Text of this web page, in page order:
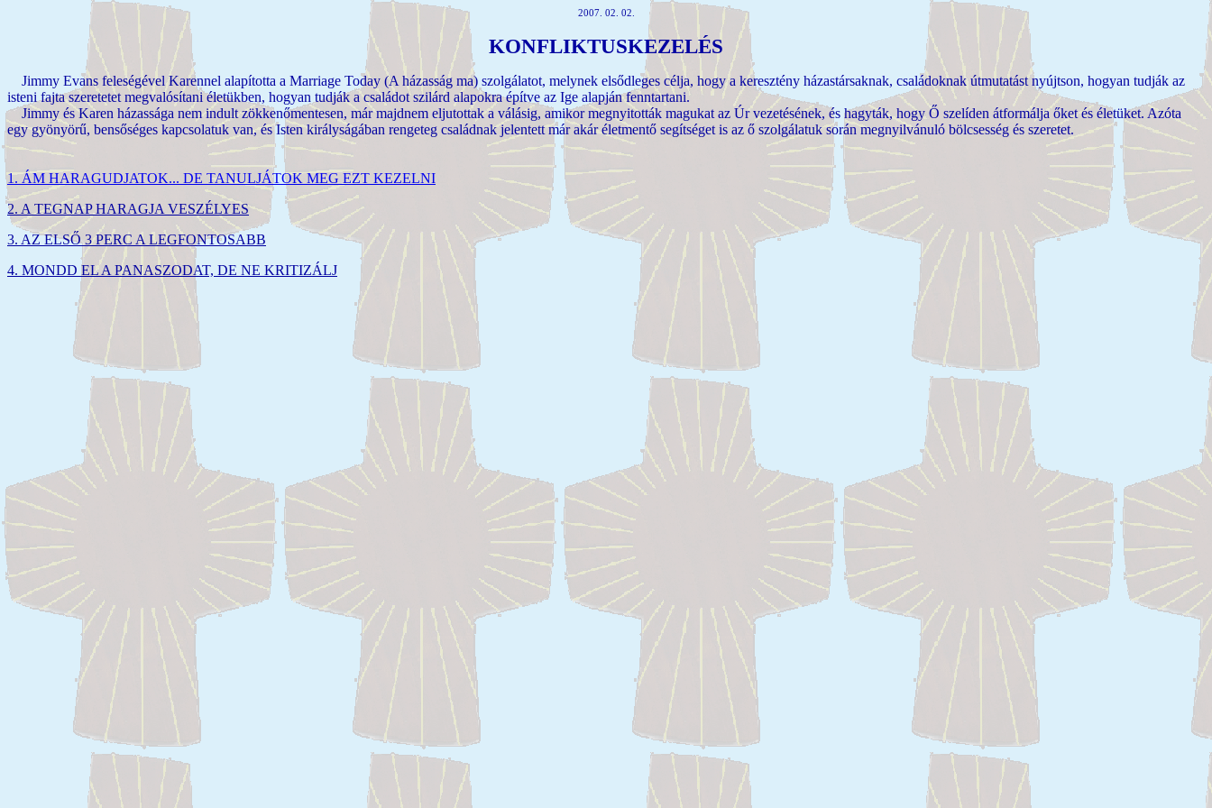
2007. 02. 02.
KONFLIKTUSKEZELÉS
Jimmy Evans feleségével Karennel alapította a Marriage Today (A házasság ma) szolgálatot, melynek elsődleges célja, hogy a keresztény házastársaknak, családoknak útmutatást nyújtson, hogyan tudják az
isteni fajta szeretetet megvalósítani életükben, hogyan tudják a családot szilárd alapokra építve az Ige alapján fenntartani.
Jimmy és Karen házassága nem indult zökkenőmentesen, már majdnem eljutottak a válásig, amikor megnyitották magukat az Úr vezetésének, és hagyták, hogy Ő szelíden átformálja őket és életüket. Azóta
egy gyönyörű, bensőséges kapcsolatuk van, és Isten királyságában rengeteg családnak jelentett már akár életmentő segítséget is az ő szolgálatuk során megnyilvánuló bölcsesség és szeretet.
1. ÁM HARAGUDJATOK... DE TANULJÁTOK MEG EZT KEZELNI
2. A TEGNAP HARAGJA VESZÉLYES
3. AZ ELSŐ 3 PERC A LEGFONTOSABB
4. MONDD EL A PANASZODAT, DE NE KRITIZÁLJ